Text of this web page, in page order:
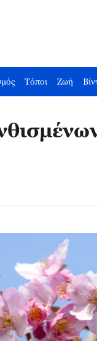
Τόποι Ζωή